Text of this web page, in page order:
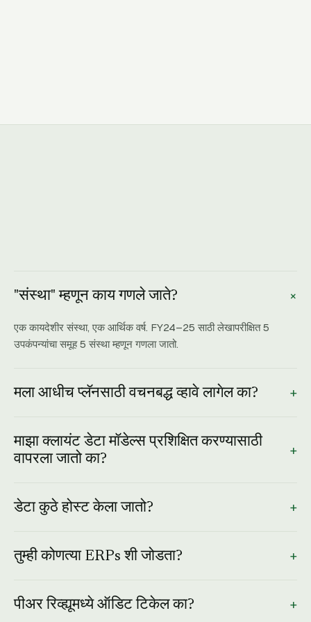
"संस्था" म्हणून काय गणले जाते? +
एक कायदेशीर संस्था, एक आर्थिक वर्ष. FY24–25 साठी लेखापरीक्षित 5
उपकंपन्यांचा समूह 5 संस्था म्हणून गणला जातो.
मला आधीच प्लॅनसाठी वचनबद्ध व्हावे लागेल का? +
प्लॅन निवडा.
माझा क्लायंट डेटा मॉडेल्स प्रशिक्षित करण्यासाठी
वापरला जातो का?
+
प्रशिक्षणासाठी फाउंडेशन-मॉडेल प्रदात्यांना पाठवत नाही.
डेटा कुठे होस्ट केला जातो? +
ISO 27001:2022 प्रमाणित, SOC 2 Type II साक्षांकित.
तुम्ही कोणत्या ERPs शी जोडता? +
SAP, NetSuite, Busy, Marg साठी Excel-अपलोड. MS Dynamics
पीअर रिव्ह्यूमध्ये ऑडिट टिकेल का? +